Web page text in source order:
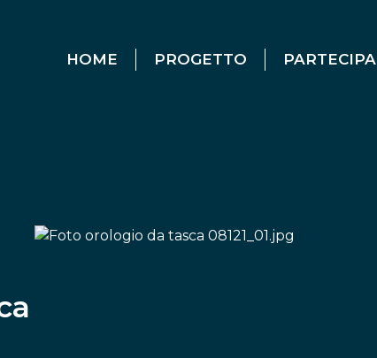
HOME PROGETTO PARTECIPA